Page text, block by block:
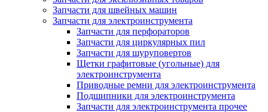
Запчасти для швейных машин
Запчасти для электроинструмента
Запчасти для перфораторов
Запчасти для циркулярных пил
Запчасти для шуруповертов
Щетки графитовые (угольные) для
электроинструмента
Приводные ремни для электроинструмента
Подшипники для электроинструмента
Запчасти для электроинструмента прочее